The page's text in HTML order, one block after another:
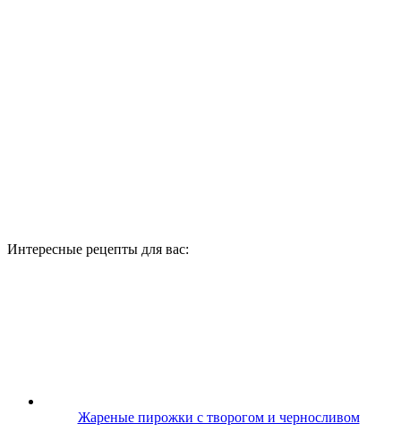
Интересные рецепты для вас:
Жареные пирожки с творогом и черносливом